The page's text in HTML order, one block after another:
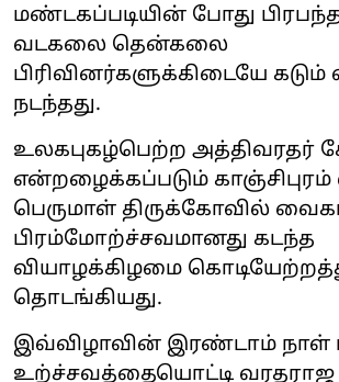
மண்டகப்படியின் போது
வடகலை தென்கலை
பிரிவினர்களுக்கிடையே
நடந்தது.
உலகபுகழ்பெற்ற அத்திவரதர்
என்றழைக்கப்படும்
பெருமாள் திருக்கோவில்
பிரம்மோற்ச்சவமானது கடந்த
வியாழக்கிழமை
தொடங்கியது.
இவ்விழாவின் இரண்டாம் நாள்
உற்ச்சவத்தையொட்டி வரதராஜ